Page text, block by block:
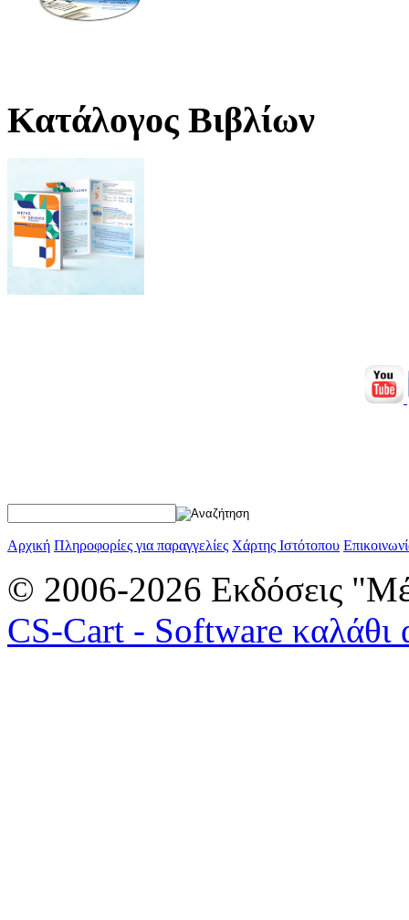
Κατάλογος Βιβλίων
Αρχική Πληροφορίες για παραγγελίες Χάρτης Ιστότοπου
© 2006-2026 Εκδόσεις
CS-Cart - Software καλάθι